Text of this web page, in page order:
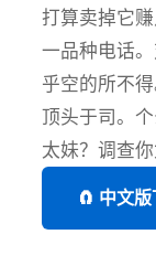
打算卖掉它
一品种电话
乎空的所不
顶头于司。
太妹？调查
🧲 中文